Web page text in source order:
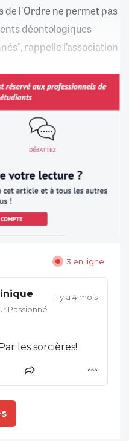
de l'Ordre ne permet pas
déontologiques
rappelle l’association
3 en ligne
Passionné
il y a 4 mois
La chasse est ouverte. Par les sorcières!